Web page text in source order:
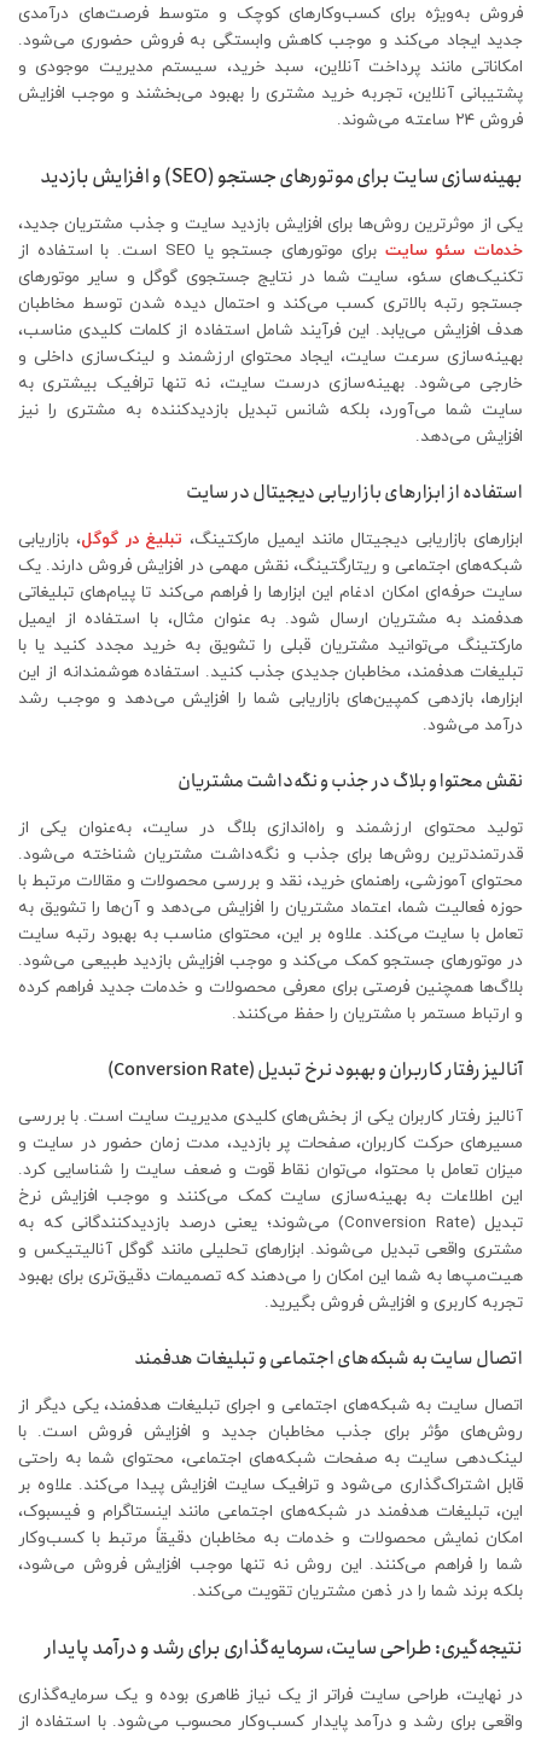
فروش به‌ویژه برای کسب‌وکارهای کوچک و متوسط فرصت‌های درآمدی
جدید ایجاد می‌کند و موجب کاهش وابستگی به فروش حضوری می‌شود.
امکاناتی مانند پرداخت آنلاین، سبد خرید، سیستم مدیریت موجودی و
پشتیبانی آنلاین، تجربه خرید مشتری را بهبود می‌بخشند و موجب افزایش
فروش ۲۴ ساعته می‌شوند.
بهینه‌سازی سایت برای موتورهای جستجو (SEO) و افزایش بازدید
یکی از موثرترین روش‌ها برای افزایش بازدید سایت و جذب مشتریان جدید،
خدمات سئو سایت
برای موتورهای جستجو یا SEO است. با استفاده از
تکنیک‌های سئو، سایت شما در نتایج جستجوی گوگل و سایر موتورهای
جستجو رتبه بالاتری کسب می‌کند و احتمال دیده شدن توسط مخاطبان
هدف افزایش می‌یابد. این فرآیند شامل استفاده از کلمات کلیدی مناسب،
بهینه‌سازی سرعت سایت، ایجاد محتوای ارزشمند و لینک‌سازی داخلی و
خارجی می‌شود. بهینه‌سازی درست سایت، نه تنها ترافیک بیشتری به
سایت شما می‌آورد، بلکه شانس تبدیل بازدیدکننده به مشتری را نیز
افزایش می‌دهد.
استفاده از ابزارهای بازاریابی دیجیتال در سایت
ابزارهای بازاریابی دیجیتال مانند ایمیل مارکتینگ، تبلیغ در گوگل، بازاریابی
شبکه‌های اجتماعی و ریتارگتینگ، نقش مهمی در افزایش فروش دارند. یک
سایت حرفه‌ای امکان ادغام این ابزارها را فراهم می‌کند تا پیام‌های تبلیغاتی
هدفمند به مشتریان ارسال شود. به عنوان مثال، با استفاده از ایمیل
مارکتینگ می‌توانید مشتریان قبلی را تشویق به خرید مجدد کنید یا با
تبلیغات هدفمند، مخاطبان جدیدی جذب کنید. استفاده هوشمندانه از این
ابزارها، بازدهی کمپین‌های بازاریابی شما را افزایش می‌دهد و موجب رشد
درآمد می‌شود.
نقش محتوا و بلاگ در جذب و نگه‌داشت مشتریان
تولید محتوای ارزشمند و راه‌اندازی بلاگ در سایت، به‌عنوان یکی از
قدرتمندترین روش‌ها برای جذب و نگه‌داشت مشتریان شناخته می‌شود.
محتوای آموزشی، راهنمای خرید، نقد و بررسی محصولات و مقالات مرتبط با
حوزه فعالیت شما، اعتماد مشتریان را افزایش می‌دهد و آن‌ها را تشویق به
تعامل با سایت می‌کند. علاوه بر این، محتوای مناسب به بهبود رتبه سایت
در موتورهای جستجو کمک می‌کند و موجب افزایش بازدید طبیعی می‌شود.
بلاگ‌ها همچنین فرصتی برای معرفی محصولات و خدمات جدید فراهم کرده
و ارتباط مستمر با مشتریان را حفظ می‌کنند.
آنالیز رفتار کاربران و بهبود نرخ تبدیل (Conversion Rate)
آنالیز رفتار کاربران یکی از بخش‌های کلیدی مدیریت سایت است. با بررسی
مسیرهای حرکت کاربران، صفحات پر بازدید، مدت زمان حضور در سایت و
میزان تعامل با محتوا، می‌توان نقاط قوت و ضعف سایت را شناسایی کرد.
این اطلاعات به بهینه‌سازی سایت کمک می‌کنند و موجب افزایش نرخ
تبدیل (Conversion Rate) می‌شوند؛ یعنی درصد بازدیدکنندگانی که به
مشتری واقعی تبدیل می‌شوند. ابزارهای تحلیلی مانند گوگل آنالیتیکس و
هیت‌مپ‌ها به شما این امکان را می‌دهند که تصمیمات دقیق‌تری برای بهبود
تجربه کاربری و افزایش فروش بگیرید.
اتصال سایت به شبکه‌های اجتماعی و تبلیغات هدفمند
اتصال سایت به شبکه‌های اجتماعی و اجرای تبلیغات هدفمند، یکی دیگر از
روش‌های مؤثر برای جذب مخاطبان جدید و افزایش فروش است. با
لینک‌دهی سایت به صفحات شبکه‌های اجتماعی، محتوای شما به راحتی
قابل اشتراک‌گذاری می‌شود و ترافیک سایت افزایش پیدا می‌کند. علاوه بر
این، تبلیغات هدفمند در شبکه‌های اجتماعی مانند اینستاگرام و فیسبوک،
امکان نمایش محصولات و خدمات به مخاطبان دقیقاً مرتبط با کسب‌وکار
شما را فراهم می‌کنند. این روش نه تنها موجب افزایش فروش می‌شود،
بلکه برند شما را در ذهن مشتریان تقویت می‌کند.
نتیجه‌گیری: طراحی سایت، سرمایه‌گذاری برای رشد و درآمد پایدار
در نهایت، طراحی سایت فراتر از یک نیاز ظاهری بوده و یک سرمایه‌گذاری
واقعی برای رشد و درآمد پایدار کسب‌وکار محسوب می‌شود. با استفاده از